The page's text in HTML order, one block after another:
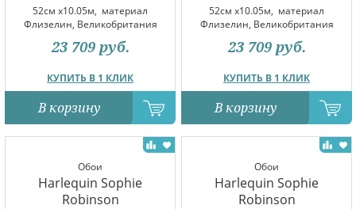
52см x10.05м, материал
Флизелин, Великобритания
КУПИТЬ В 1 КЛИК
23 709 руб.
В корзину
52см x10.05м, материал
Флизелин, Великобритания
КУПИТЬ В 1 КЛИК
23 709 руб.
В корзину
Обои
Harlequin Sophie
Robinson
Обои
Harlequin Sophie
Robinson